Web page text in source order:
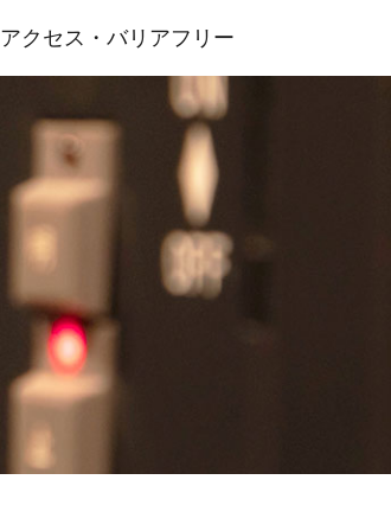
アクセス・バリアフリー